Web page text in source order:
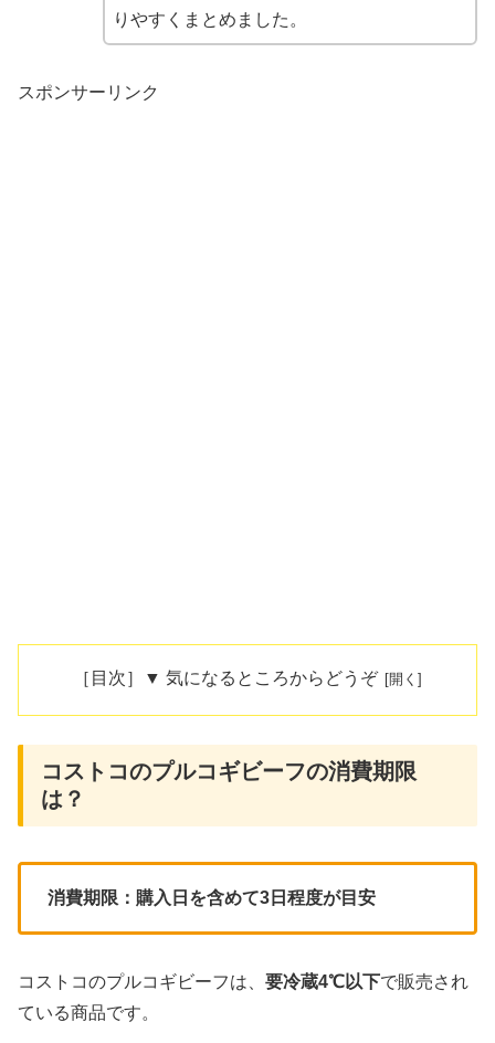
りやすくまとめました。
スポンサーリンク
［目次］▼ 気になるところからどうぞ
コストコのプルコギビーフの消費期限
は？
消費期限：購入日を含めて3日程度が目安
コストコのプルコギビーフは、 要冷蔵4℃以下で販売され
ている商品です。